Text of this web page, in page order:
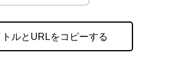
トルとURLをコピーする